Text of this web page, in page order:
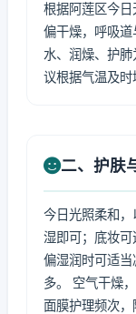
根据阿莲区今
偏干燥，呼吸
水、润燥、护
议根据气温及时
二、护肤
今日光照柔和
湿即可；底妆
偏湿润时可适
多。 空气干燥
面膜护理频次，